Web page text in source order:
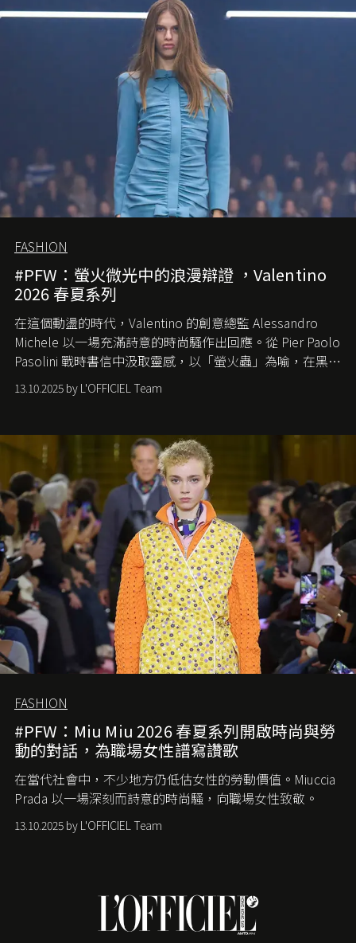
FASHION
#PFW：螢火微光中的浪漫辯證 ，Valentino
2026 春夏系列
在這個動盪的時代， Valentino 的創意總監 Alessandro
Michele 以一場充滿詩意的時尚騷作出回應。從 Pier Paolo
Pasolini 戰時書信中汲取靈感，以「螢火蟲」為喻，在黑暗
中找尋希望的微光。
13.10.2025 by L'OFFICIEL Team
FASHION
#PFW：Miu Miu 2026 春夏系列開啟時尚與勞
動的對話，為職場女性譜寫讚歌
在當代社會中，不少地方仍低估女性的勞動價值。 Miuccia
Prada 以一場深刻而詩意的時尚騷，向職場女性致敬。
13.10.2025 by L'OFFICIEL Team